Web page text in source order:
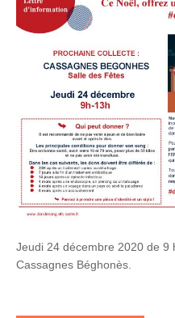
Jeudi 24 décembre 2020 de 9
Cassagnes Béghonès.